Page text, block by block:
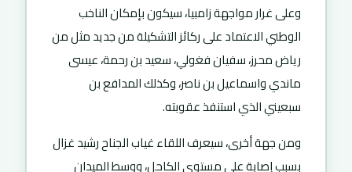
وعلى غرار مواجهة زامبيا، سيكون بإمكان الناخب
الوطني الاعتماد على ركائز التشكيلة من جديد مثل من
رياض محرز، سفيان فغولي، سعيد بن رحمة، عيسى
ماندي واسماعيل بن ناصر، وكذلك المدافع بن
سبعيني الذي استنفذ عقوبته.
ومن جهة أخرى، سيعرف اللقاء غياب الجناح رشيد غزال
بسبب إصابة على مستوى الكاحل، ووسط الميدان